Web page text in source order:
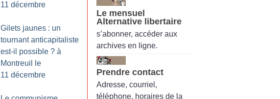
11 décembre
Gilets jaunes : un
tournant anticapitaliste
est-il possible ? à
Montreuil le
11 décembre
Le mensuel
Alternative libertaire
s’abonner, accéder aux
archives en ligne.
Prendre contact
Adresse, courriel,
téléphone, horaires de la